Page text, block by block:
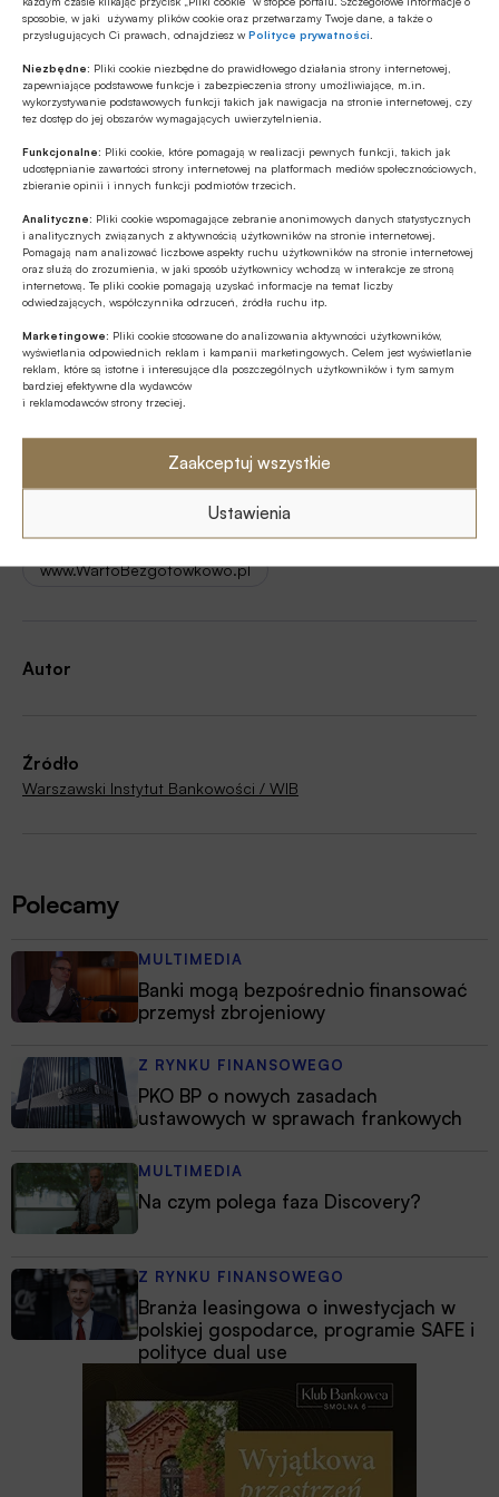
sposobie, w jaki używamy plików cookie oraz przetwarzamy Twoje dane, a także o
przysługujących Ci prawach, odnajdziesz wPolityce prywatności
Niezbędne: Pliki cookie niezbędne do prawidłowego działania strony internetowej,
zapewniające podstawowe funkcje i zabezpieczenia strony umożliwiające, m.in.
wykorzystywanie podstawowych funkcji takich jak nawigacja na stronie internetowej, czy
tez dostęp do jej obszarów wymagających uwierzytelnienia.
Funkcjonalne: Pliki cookie, które pomagają w realizacji pewnych funkcji, takich jak
udostępnianie zawartości strony internetowej na platformach mediów społecznościowych,
zbieranie opinii i innych funkcji podmiotów trzecich.
Analityczne: Pliki cookie wspomagające zebranie anonimowych danych statystycznych
i analitycznych związanych z aktywnością użytkowników na stronie internetowej.
Pomagają nam analizować liczbowe aspekty ruchu użytkowników na stronie internetowej
oraz służą do zrozumienia, w jaki sposób użytkownicy wchodzą w interakcje ze stroną
internetową. Te pliki cookie pomagają uzyskać informacje na temat liczby
odwiedzających, współczynnika odrzuceń, źródła ruchu itp.
Marketingowe: Pliki cookie stosowane do analizowania aktywności użytkowników,
wyświetlania odpowiednich reklam i kampanii marketingowych. Celem jest wyświetlanie
reklam, które są istotne i interesujące dla poszczególnych użytkowników i tym samym
bardziej efektywne dla wydawców
i reklamodawców strony trzeciej.
Zaakceptuj wszystkie
Ustawienia
źródło: WiB
Udostępnij
Tagi
Dzień Płatności Bezgotówkowych
Joanna Seklecka
Warszawski Instytut Bankowości / WIB
Włodzimierz Kiciński
www.WartoBezgotowkowo.pl
Autor
Źródło
Warszawski Instytut Bankowości / WIB
Polecamy
MULTIMEDIA
Banki mogą bezpośrednio finansować
przemysł zbrojeniowy
Z RYNKU FINANSOWEGO
PKO BP o nowych zasadach
ustawowych w sprawach frankowych
MULTIMEDIA
Na czym polega faza Discovery?
Z RYNKU FINANSOWEGO
Branża leasingowa o inwestycjach w
polskiej gospodarce, programie SAFE i
polityce dual use